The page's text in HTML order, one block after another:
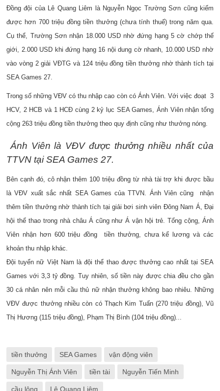
Đồng đội của Lê Quang Liêm là Nguyễn Ngọc Trường Sơn cũng kiếm
được hơn 700 triệu đồng tiền thưởng (chưa tính thuế) trong năm qua.
Cụ thể, Trường Sơn nhận 18.000 USD nhờ đứng hạng 5 cờ chớp thế
giới, 2.000 USD khi đứng hạng 16 nội dung cờ nhanh, 10.000 USD nhờ
vào vòng 2 giải VĐTG và 124 triệu đồng tiền thưởng nhờ thành tích tại
SEA Games 27.
Trong số những VĐV có thu nhập cao còn có Ánh Viên. Với việc đoạt 3
HCV, 2 HCB và 1 HCĐ cùng 2 kỷ lục SEA Games, Ánh Viên nhận tổng
cộng 263 triệu đồng tiền thưởng theo quy định cũng như thưởng nóng.
Ánh Viên là VĐV được thưởng nhiều nhất của
TTVN tại SEA Games 27.
Bên cạnh đó, cô nhận thêm 100 triệu đồng từ nhà tài trợ khi được bầu
là VĐV xuất sắc nhất SEA Games của TTVN. Ánh Viên cũng nhận
thêm tiền thưởng nhờ thành tích tại giải bơi sinh viên Đông Nam Á, Đại
hội thể thao trong nhà châu Á cũng như Á vận hội trẻ. Tổng cộng, Ánh
Viên nhận hơn 600 triệu đồng tiền thưởng, chưa kể lương và các
khoản thu nhập khác.
Đội tuyển nữ Việt Nam là đội thể thao được thưởng cao nhất tại SEA
Games với 3,3 tỷ đồng. Tuy nhiên, số tiền này được chia đều cho gần
30 cá nhân nên mỗi cầu thủ nữ nhận thưởng không bao nhiêu. Những
VĐV được thưởng nhiều còn có Thạch Kim Tuấn (270 triệu đồng), Vũ
Thị Hương (115 triệu đồng), Phạm Thị Bình (104 triệu đồng)...
tiền thưởng SEA Games vận động viên
Nguyễn Thị Ánh Viên tiền tài Nguyễn Tiến Minh
cầu lông Lê Quang Liêm